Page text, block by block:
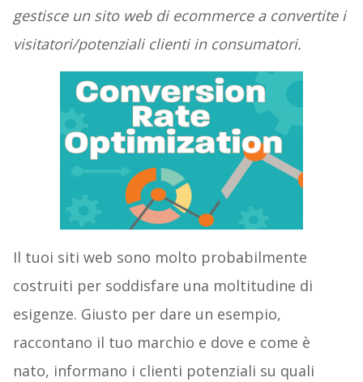
gestisce un sito web di ecommerce a convertite i
visitatori/potenziali clienti in consumatori.
Il tuoi siti web sono molto probabilmente
costruiti per soddisfare una moltitudine di
esigenze. Giusto per dare un esempio,
raccontano il tuo marchio e dove e come è
nato, informano i clienti potenziali su quali